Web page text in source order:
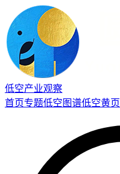
低空产业观察
首页专题低空图谱低空黄页